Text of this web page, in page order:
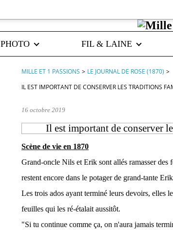
PHOTO FIL & LAINE
MILLE ET 1 PASSIONS > LE JOURNAL DE ROSE (1870) >
IL EST IMPORTANT DE CONSERVER LES TRADITIONS
16 octobre 2019
Il est important de conserver
Scène de vie en 1870
Grand-oncle Nils et Erik sont allés ramasser
restent encore dans le potager de grand-tante
Les trois ados ayant terminé leurs devoirs, elles
feuilles qui les ré-étalait aussitôt.
"Si tu continue comme ça, on n'aura jamais